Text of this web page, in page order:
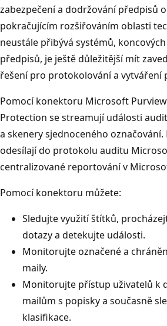
zabezpečení a dodržování předpisů
pokračujícím rozšiřováním oblasti
neustále přibývá systémů,
předpisů, je ještě důležitější mít
řešení pro protokolování a vytváření
Pomocí konektoru Microsoft
Protection se streamují události
a skenery sjednoceného označování.
odesílají do protokolu auditu
centralizované reportování v
Pomocí konektoru můžete:
Sledujte využití štítků,
dotazy a detekujte události.
Monitorujte označené a
maily.
Monitorujte přístup uživatelů k
mailům s popisky a současně
klasifikace.